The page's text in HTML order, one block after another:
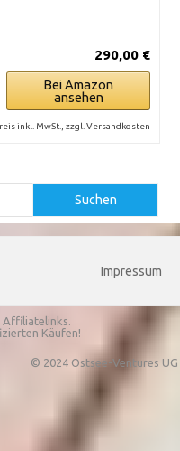
290,00 €
Bei Amazon
ansehen
inkl. MwSt., zzgl. Versandkosten
Suchen
Impressum
Affiliatelinks.
Käufen!
© 2024 Ostsee-Ventures UG